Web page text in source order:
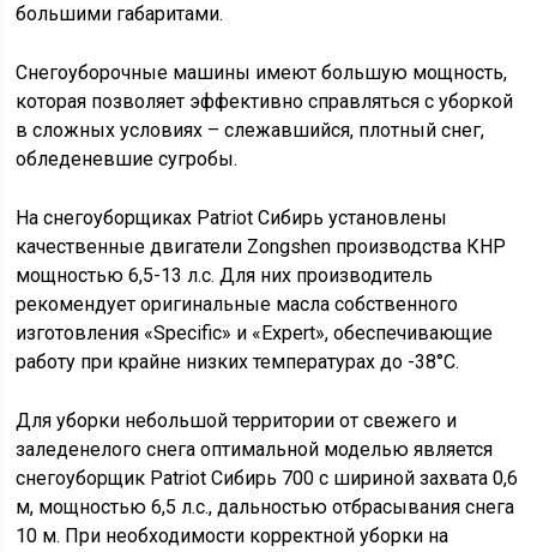
большими габаритами.
Снегоуборочные машины имеют большую мощность,
которая позволяет эффективно справляться с уборкой
в сложных условиях – слежавшийся, плотный снег,
обледеневшие сугробы.
На снегоуборщиках Patriot Сибирь установлены
качественные двигатели Zongshen производства КНР
мощностью 6,5-13 л.с. Для них производитель
рекомендует оригинальные масла собственного
изготовления «Specific» и «Expert», обеспечивающие
работу при крайне низких температурах до -38°С.
Для уборки небольшой территории от свежего и
заледенелого снега оптимальной моделью является
снегоуборщик Patriot Сибирь 700 с шириной захвата 0,6
м, мощностью 6,5 л.с., дальностью отбрасывания снега
10 м. При необходимости корректной уборки на